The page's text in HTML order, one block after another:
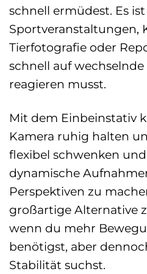
schnell ermüdest. Es
Sportveranstaltungen,
Tierfotografie oder
schnell auf
reagieren musst.
Mit dem Einbeinstativ
Kamera ruhig halten
flexibel schwenken
dynamische
Perspektiven zu
großartige Alternative
wenn du mehr
benötigst, aber
Stabilität suchst.